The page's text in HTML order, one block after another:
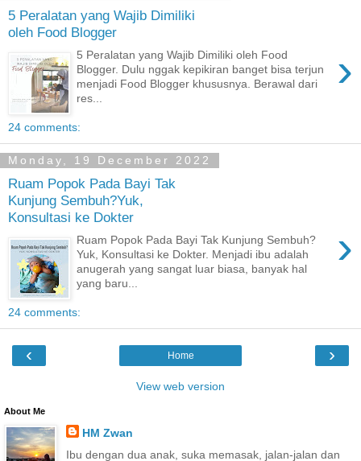
5 Peralatan yang Wajib Dimiliki
oleh Food Blogger
›
5 Peralatan yang Wajib Dimiliki oleh Food
Blogger. Dulu nggak kepikiran banget bisa terjun
menjadi Food Blogger khususnya. Berawal dari
res...
24 comments:
Monday, 19 December 2022
Ruam Popok Pada Bayi Tak
Kunjung Sembuh?Yuk,
Konsultasi ke Dokter
›
Ruam Popok Pada Bayi Tak Kunjung Sembuh?
Yuk, Konsultasi ke Dokter. Menjadi ibu adalah
anugerah yang sangat luar biasa, banyak hal
yang baru...
24 comments:
‹ ›
Home
View web version
About Me
HM Zwan
Ibu dengan dua anak, suka memasak, jalan-jalan dan